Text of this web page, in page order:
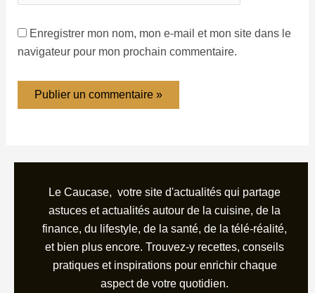
Enregistrer mon nom, mon e-mail et mon site dans le
navigateur pour mon prochain commentaire.
Le Caucase, votre site d'actualités qui partage
astuces et actualités autour de la cuisine, de la
finance, du lifestyle, de la santé, de la télé-réalité,
et bien plus encore. Trouvez-y recettes, conseils
pratiques et inspirations pour enrichir chaque
aspect de votre quotidien.